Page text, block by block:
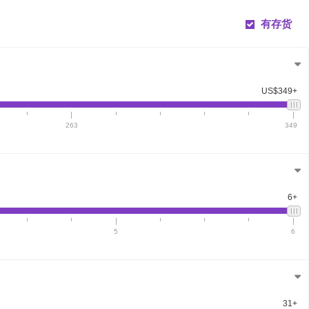
有存货
US$349+
263 349
6+
5 6
31+